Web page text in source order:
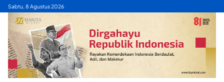
Skip
content
Sabtu, 8 Agustus 2026